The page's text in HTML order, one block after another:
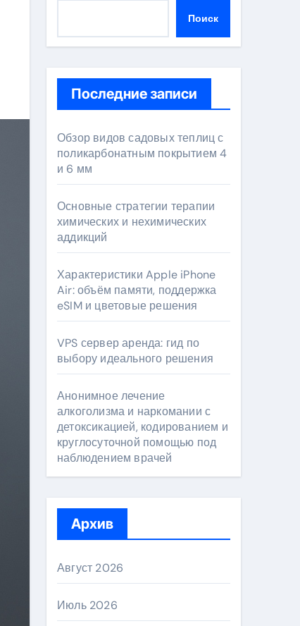
Поиск
Последние записи
Обзор видов садовых теплиц с
поликарбонатным покрытием 4
и 6 мм
Основные стратегии терапии
химических и нехимических
аддикций
Характеристики Apple iPhone
Air: объём памяти, поддержка
eSIM и цветовые решения
VPS сервер аренда: гид по
выбору идеального решения
Анонимное лечение
алкоголизма и наркомании с
детоксикацией, кодированием и
круглосуточной помощью под
наблюдением врачей
Архив
Август 2026
Июль 2026